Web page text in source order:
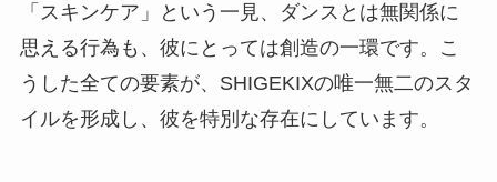
「スキンケア」という一見、ダンスとは無関係に
思える行為も、彼にとっては創造の一環です。こ
うした全ての要素が、SHIGEKIXの唯一無二のスタ
イルを形成し、彼を特別な存在にしています。